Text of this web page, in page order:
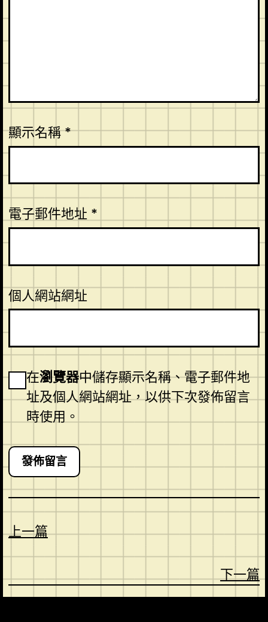
顯示名稱*
電子郵件地址 *
個人網站網址
在瀏覽器中儲存顯示名稱、電子郵件地
址及個人網站網址，以供下次發佈留言
時使用。
上一篇
下一篇